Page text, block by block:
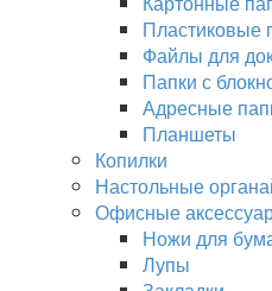
Пластиковые
Файлы для
Папки с
Адресные
Планшеты
Копилки
Настольные
Офисные
Ножи для
Лупы